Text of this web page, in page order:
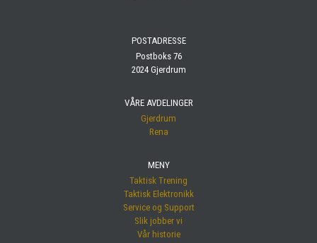
POSTADRESSE
Postboks 76
2024 Gjerdrum
VÅRE AVDELINGER
Gjerdrum
Rena
MENY
Taktisk Trening
Taktisk Elektronikk
Service og Support
Slik jobber vi
Vår historie